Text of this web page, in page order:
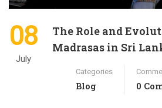
08
July
The Role and
Madrasas in Sri
Categories
Blog 0